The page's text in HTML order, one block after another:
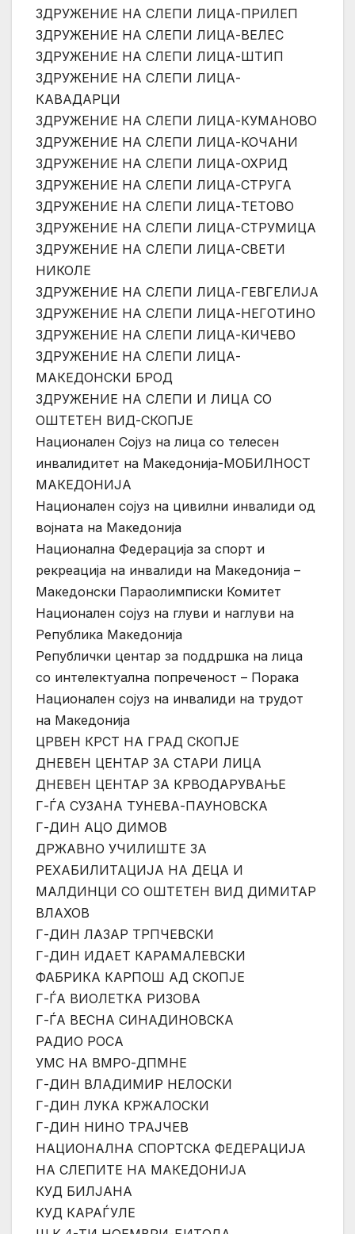
ЗДРУЖЕНИЕ НА СЛЕПИ ЛИЦА-ПРИЛЕП
ЗДРУЖЕНИЕ НА СЛЕПИ ЛИЦА-ВЕЛЕС
ЗДРУЖЕНИЕ НА СЛЕПИ ЛИЦА-ШТИП
ЗДРУЖЕНИЕ НА СЛЕПИ ЛИЦА-
КАВАДАРЦИ
ЗДРУЖЕНИЕ НА СЛЕПИ ЛИЦА-КУМАНОВО
ЗДРУЖЕНИЕ НА СЛЕПИ ЛИЦА-КОЧАНИ
ЗДРУЖЕНИЕ НА СЛЕПИ ЛИЦА-ОХРИД
ЗДРУЖЕНИЕ НА СЛЕПИ ЛИЦА-СТРУГА
ЗДРУЖЕНИЕ НА СЛЕПИ ЛИЦА-ТЕТОВО
ЗДРУЖЕНИЕ НА СЛЕПИ ЛИЦА-СТРУМИЦА
ЗДРУЖЕНИЕ НА СЛЕПИ ЛИЦА-СВЕТИ
НИКОЛЕ
ЗДРУЖЕНИЕ НА СЛЕПИ ЛИЦА-ГЕВГЕЛИЈА
ЗДРУЖЕНИЕ НА СЛЕПИ ЛИЦА-НЕГОТИНО
ЗДРУЖЕНИЕ НА СЛЕПИ ЛИЦА-КИЧЕВО
ЗДРУЖЕНИЕ НА СЛЕПИ ЛИЦА-
МАКЕДОНСКИ БРОД
ЗДРУЖЕНИЕ НА СЛЕПИ И ЛИЦА СО
ОШТЕТЕН ВИД-СКОПЈЕ
Национален Сојуз на лица со телесен
инвалидитет на Македонија-МОБИЛНОСТ
МАКЕДОНИЈА
Национален сојуз на цивилни инвалиди од
војната на Македонија
Национална Федерација за спорт и
рекреација на инвалиди на Македонија –
Македонски Параолимписки Комитет
Национален сојуз на глуви и наглуви на
Република Македонија
Републички центар за поддршка на лица
со интелектуална попреченост – Порака
Национален сојуз на инвалиди на трудот
на Македонија
ЦРВЕН КРСТ НА ГРАД СКОПЈЕ
ДНЕВЕН ЦЕНТАР ЗА СТАРИ ЛИЦА
ДНЕВЕН ЦЕНТАР ЗА КРВОДАРУВАЊЕ
Г-ЃА СУЗАНА ТУНЕВА-ПАУНОВСКА
Г-ДИН АЦО ДИМОВ
ДРЖАВНО УЧИЛИШТЕ ЗА
РЕХАБИЛИТАЦИЈА НА ДЕЦА И
МАЛДИНЦИ СО ОШТЕТЕН ВИД ДИМИТАР
ВЛАХОВ
Г-ДИН ЛАЗАР ТРПЧЕВСКИ
Г-ДИН ИДАЕТ КАРАМАЛЕВСКИ
ФАБРИКА КАРПОШ АД СКОПЈЕ
Г-ЃА ВИОЛЕТКА РИЗОВА
Г-ЃА ВЕСНА СИНАДИНОВСКА
РАДИО РОСА
УМС НА ВМРО-ДПМНЕ
Г-ДИН ВЛАДИМИР НЕЛОСКИ
Г-ДИН ЛУКА КРЖАЛОСКИ
Г-ДИН НИНО ТРАЈЧЕВ
НАЦИОНАЛНА СПОРТСКА ФЕДЕРАЦИЈА
НА СЛЕПИТЕ НА МАКЕДОНИЈА
КУД БИЛЈАНА
КУД КАРАЃУЛЕ